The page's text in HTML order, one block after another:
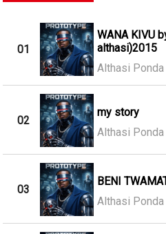
01
WANA KIVU
althasi)2015
Althasi Ponda
02
my story
Althasi Ponda
03
BENI
Althasi Ponda